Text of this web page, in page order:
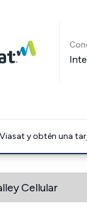
y obtén una
Cellular